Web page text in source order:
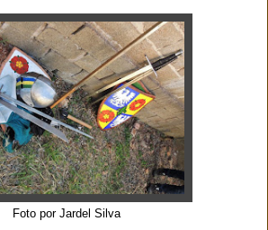
Foto por Jardel Silva